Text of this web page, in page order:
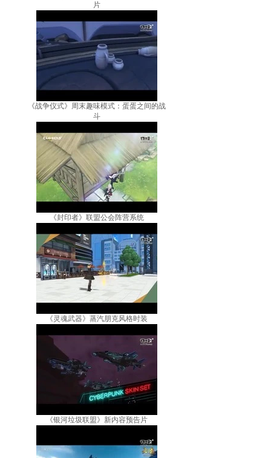
片
《战争仪式》周末趣味模式：蛋蛋之间的战
斗
《封印者》联盟公会阵营系统
《灵魂武器》蒸汽朋克风格时装
《银河垃圾联盟》新内容预告片